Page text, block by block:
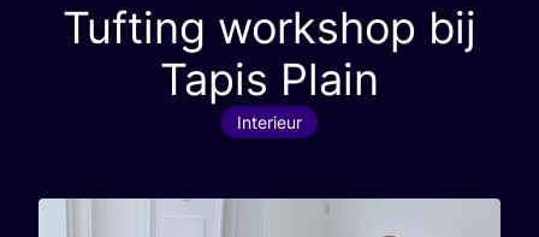
Tufting workshop bij
Tapis Plain
Interieur